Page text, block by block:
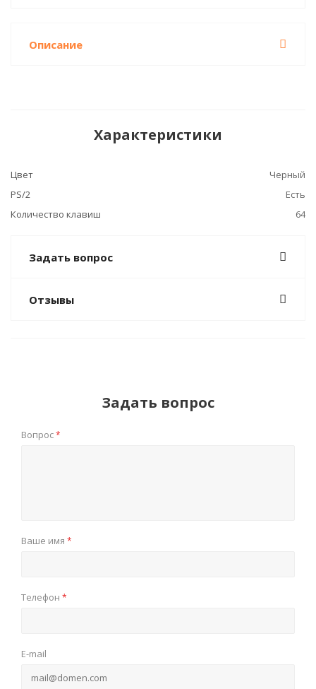
Описание
Характеристики
Цвет
Черный
PS/2
Есть
Количество клавиш
64
Задать вопрос
Отзывы
Задать вопрос
Вопрос*
Ваше имя *
Телефон *
E-mail